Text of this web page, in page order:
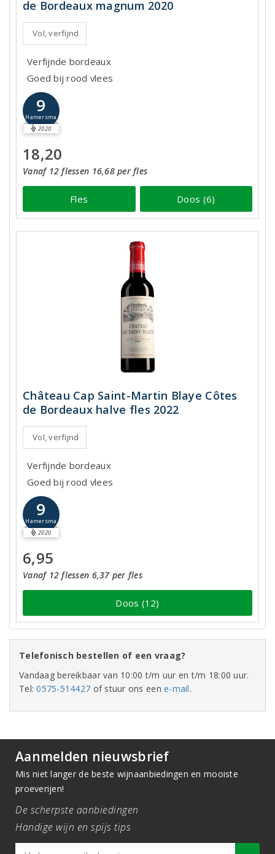
de Bordeaux magnum 2020
Vol, verfijnd
Verfijnde bordeaux
Goed bij rood vlees
9
Hamersma
2020
18,20
Vanaf 12 flessen 16,68 per fles
Fles Doos (6)
Château Cap Saint-Martin Blaye Côtes
de Bordeaux halve fles 2022
Vol, verfijnd
Verfijnde bordeaux
Goed bij rood vlees
9
Hamersma
2020
6,95
Vanaf 12 flessen 6,37 per fles
Doos (12)
Telefonisch bestellen of een vraag?
Vandaag bereikbaar van 10:00 t/m uur en t/m 18:00 uur.
Tel:0575-514427 of stuur ons eene-mail.
Aanmelden nieuwsbrief
Mis niet langer de beste wijnaanbiedingen en mooiste
proeverijen!
De scherpste aanbiedingen
Handige wijn en spijs tips